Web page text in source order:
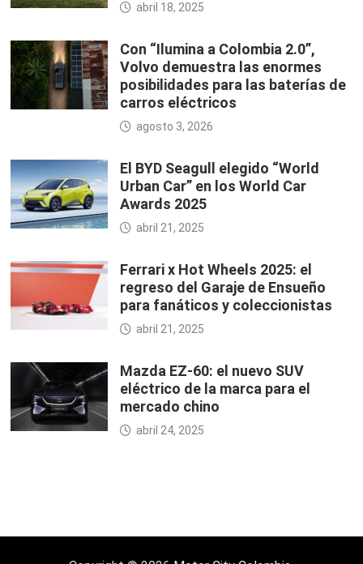
abril 18, 2025
Con “Ilumina a Colombia 2.0”,
Volvo demuestra las enormes
posibilidades para las baterías de
carros eléctricos
agosto 3, 2026
El BYD Seagull elegido “World
Urban Car” en los World Car
Awards 2025
abril 21, 2025
Ferrari x Hot Wheels 2025: el
regreso del Garaje de Ensueño
para fanáticos y coleccionistas
abril 21, 2025
Mazda EZ-60: el nuevo SUV
eléctrico de la marca para el
mercado chino
abril 24, 2025